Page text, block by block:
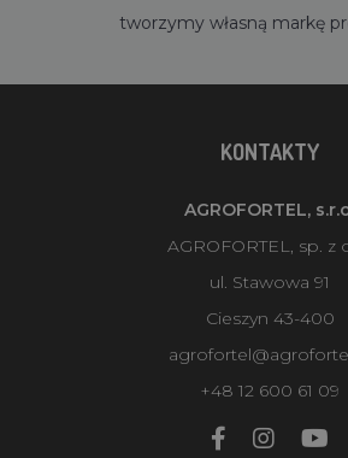
tworzymy własną markę
KONTAKTY
AGROFORTEL,
AGROFORTEL, sp. z
ul. Stawowa 91
Cieszyn 43-400
+48 12 600 61 09